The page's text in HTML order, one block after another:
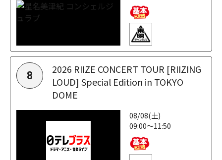
8
2026 RIIZE CONCERT TOUR [RIIZING
LOUD] Special Edition in TOKYO
DOME
08/08(土)
09:00～11:50